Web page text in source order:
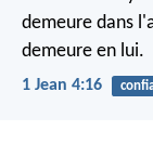
demeure dans
demeure en lui.
1 Jean 4:16